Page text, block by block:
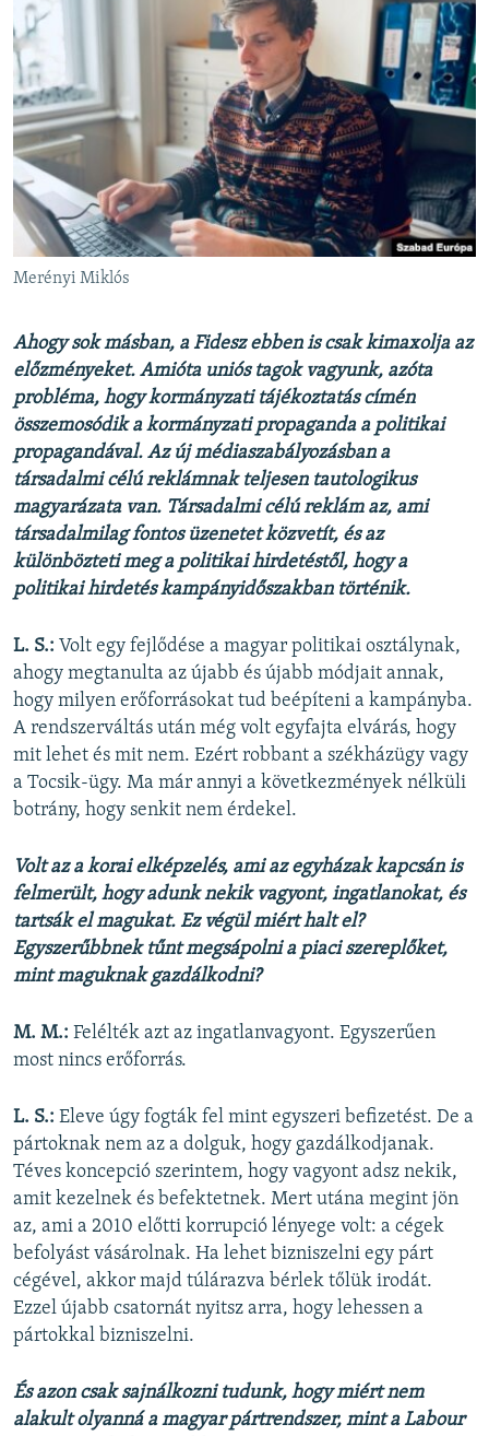
Merényi Miklós
Ahogy sok másban, a Fidesz ebben is csak kimaxolja az
előzményeket. Amióta uniós tagok vagyunk, azóta
probléma, hogy kormányzati tájékoztatás címén
összemosódik a kormányzati propaganda a politikai
propagandával. Az új médiaszabályozásban a
társadalmi célú reklámnak teljesen tautologikus
magyarázata van. Társadalmi célú reklám az, ami
társadalmilag fontos üzenetet közvetít, és az
különbözteti meg a politikai hirdetéstől, hogy a
politikai hirdetés kampányidőszakban történik.
L. S.: Volt egy fejlődése a magyar politikai osztálynak,
ahogy megtanulta az újabb és újabb módjait annak,
hogy milyen erőforrásokat tud beépíteni a kampányba.
A rendszerváltás után még volt egyfajta elvárás, hogy
mit lehet és mit nem. Ezért robbant a székházügy vagy
a Tocsik-ügy. Ma már annyi a következmények nélküli
botrány, hogy senkit nem érdekel.
Volt az a korai elképzelés, ami az egyházak kapcsán is
felmerült, hogy adunk nekik vagyont, ingatlanokat, és
tartsák el magukat. Ez végül miért halt el?
Egyszerűbbnek tűnt megsápolni a piaci szereplőket,
mint maguknak gazdálkodni?
M. M.: Felélték azt az ingatlanvagyont. Egyszerűen
most nincs erőforrás.
L. S.: Eleve úgy fogták fel mint egyszeri befizetést. De a
pártoknak nem az a dolguk, hogy gazdálkodjanak.
Téves koncepció szerintem, hogy vagyont adsz nekik,
amit kezelnek és befektetnek. Mert utána megint jön
az, ami a 2010 előtti korrupció lényege volt: a cégek
befolyást vásárolnak. Ha lehet bizniszelni egy párt
cégével, akkor majd túlárazva bérlek tőlük irodát.
Ezzel újabb csatornát nyitsz arra, hogy lehessen a
pártokkal bizniszelni.
És azon csak sajnálkozni tudunk, hogy miért nem
alakult olyanná a magyar pártrendszer, mint a Labour